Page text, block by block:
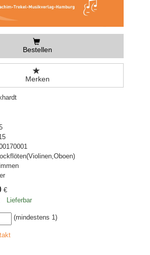
Bestellen
Merken
€
Lieferbar
(mindestens 1)